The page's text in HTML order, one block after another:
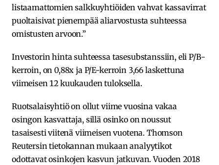
listaamattomien salkkuyhtiöiden vahvat kassavirrat
puoltaisivat pienempää aliarvostusta suhteessa
omistusten arvoon.”
Investorin hinta suhteessa tasesubstanssiin, eli P/B-
kerroin, on 0,88x ja P/E-kerroin 3,66 laskettuna
viimeisen 12 kuukauden tuloksella.
Ruotsalaisyhtiö on ollut viime vuosina vakaa
osingon kasvattaja, sillä osinko on noussut
tasaisesti viitenä viimeisen vuotena. Thomson
Reutersin tietokannan mukaan analyytikot
odottavat osinkojen kasvun jatkuvan. Vuoden 2018